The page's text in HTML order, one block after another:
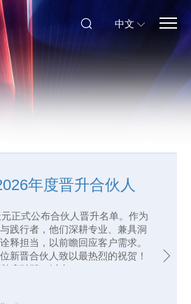
中文
砺向前 | 天元党委开
以“寻访、传承、健步、登高”为
党建活动。天元党委副书记郭威
员律师与西部律师，共同走进中
年度晋升合伙人
正式公布合伙人晋升名单。作为
践行者，他们深耕专业、兼具洞
释担当，以前瞻回应客户需求。
新晋合伙人致以最热烈的祝贺！
肩驰骋，以专...